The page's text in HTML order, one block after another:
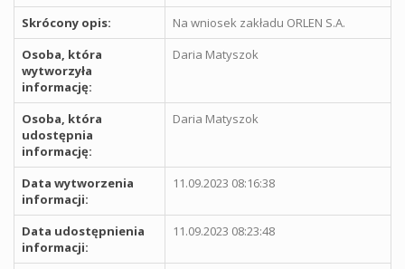
Skrócony opis:
Na wniosek zakładu ORLEN S.A.
Osoba, która
wytworzyła
informację:
Daria Matyszok
Osoba, która
udostępnia
informację:
Daria Matyszok
Data wytworzenia
informacji:
11.09.2023 08:16:38
Data udostępnienia
informacji:
11.09.2023 08:23:48